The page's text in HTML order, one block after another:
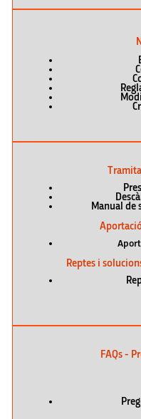
Manual de
Reptes i
FAQs -